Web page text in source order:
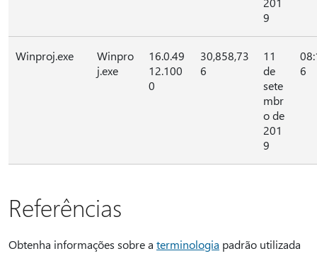
9
Winproj.exe
Winpro
j.exe
16.0.49
12.100
0
30,858,73
6
11
de
sete
mbr
o de
201
9
6
Referências
Obtenha informações sobre a terminologia padrão utilizada